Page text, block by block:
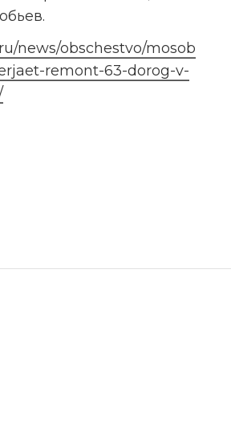
news/obschestvo/mosob
remont-63-dorog-v-